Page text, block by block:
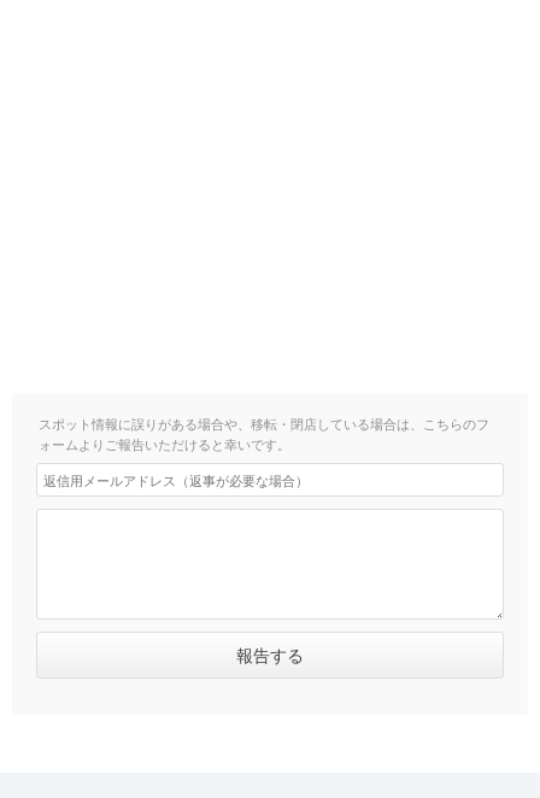
スポット情報に誤りがある場合や、移転・閉店している場合は、こちらのフ
ォームよりご報告いただけると幸いです。